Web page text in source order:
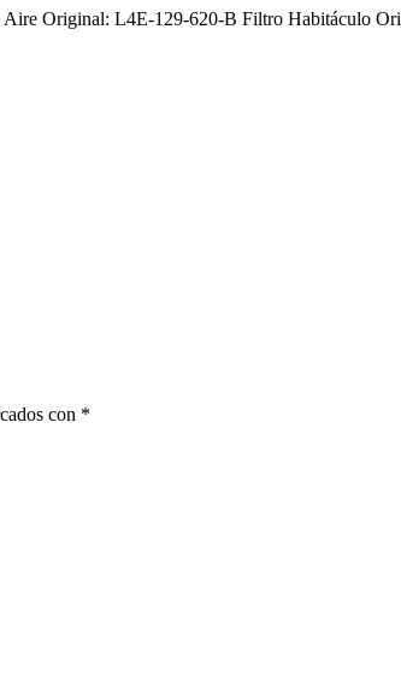
Original: L4E-129-620-B Filtro Habitáculo
con *